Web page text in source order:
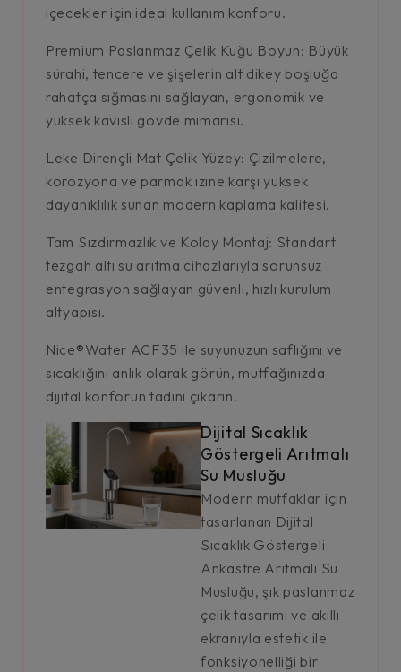
içecekler için ideal kullanım konforu.
Premium Paslanmaz Çelik Kuğu Boyun: Büyük
sürahi, tencere ve şişelerin alt dikey boşluğa
rahatça sığmasını sağlayan, ergonomik ve
yüksek kavisli gövde mimarisi.
Leke Dirençli Mat Çelik Yüzey: Çizilmelere,
korozyona ve parmak izine karşı yüksek
dayanıklılık sunan modern kaplama kalitesi.
Tam Sızdırmazlık ve Kolay Montaj: Standart
tezgah altı su arıtma cihazlarıyla sorunsuz
entegrasyon sağlayan güvenli, hızlı kurulum
altyapısı.
Nice®Water ACF35 ile suyunuzun saflığını ve
sıcaklığını anlık olarak görün, mutfağınızda
dijital konforun tadını çıkarın.
Dijital Sıcaklık
Göstergeli Arıtmalı
Su Musluğu
Modern mutfaklar için
tasarlanan Dijital
Sıcaklık Göstergeli
Ankastre Arıtmalı Su
Musluğu, şık paslanmaz
çelik tasarımı ve akıllı
ekranıyla estetik ile
fonksiyonelliği bir